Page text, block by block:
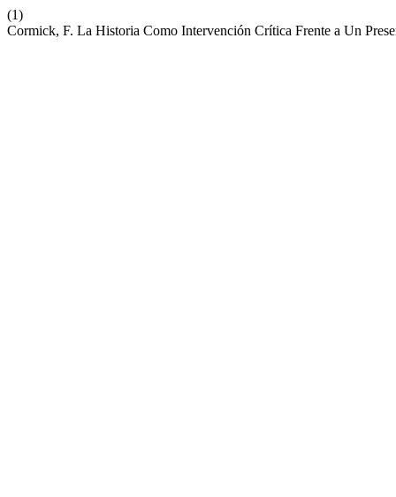
(1)
Cormick, F. La Historia Como Intervención Crítica Frente a Un